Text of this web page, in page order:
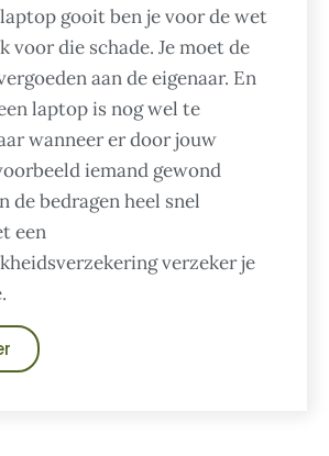
gooit ben je voor de wet
voor die schade. Je moet de
aan de eigenaar. En
laptop is nog wel te
wanneer er door jouw
iemand gewond
de bedragen heel snel
een
verzeker je